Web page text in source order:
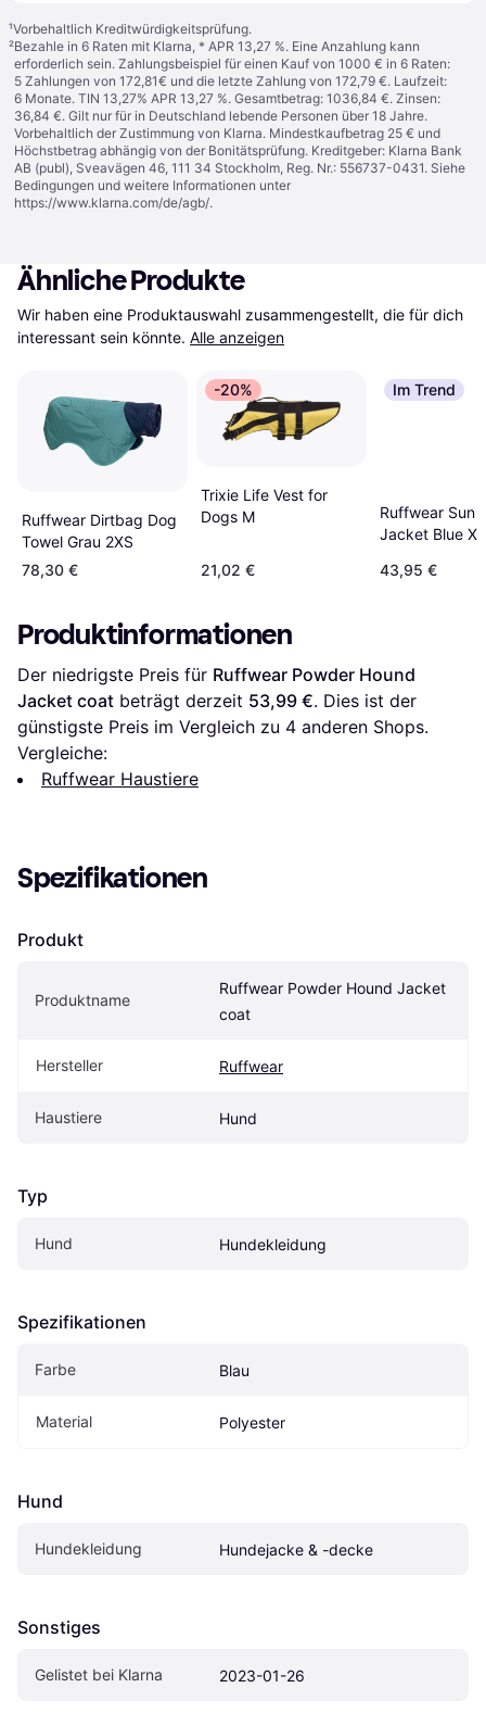
¹Vorbehaltlich Kreditwürdigkeitsprüfung.
²Bezahle in 6 Raten mit Klarna, * APR 13,27 %. Eine Anzahlung kann
erforderlich sein. Zahlungsbeispiel für einen Kauf von 1000 € in 6 Raten:
5 Zahlungen von 172,81€ und die letzte Zahlung von 172,79 €. Laufzeit:
6 Monate. TIN 13,27% APR 13,27 %. Gesamtbetrag: 1036,84 €. Zinsen:
36,84 €. Gilt nur für in Deutschland lebende Personen über 18 Jahre.
Vorbehaltlich der Zustimmung von Klarna. Mindestkaufbetrag 25 € und
Höchstbetrag abhängig von der Bonitätsprüfung. Kreditgeber: Klarna Bank
AB (publ), Sveavägen 46, 111 34 Stockholm, Reg. Nr.: 556737-0431. Siehe
Bedingungen und weitere Informationen unter
https://www.klarna.com/de/agb/.
Ähnliche Produkte
Wir haben eine Produktauswahl zusammengestellt, die für dich
interessant sein könnte. Alle anzeigen
Ruffwear Dirtbag Dog
Towel Grau 2XS
78,30 €
-20%
Trixie Life Vest for
Dogs M
21,02 €
Im Trend
Ruffwear Sun
Jacket Blue XL
43,95 €
Produktinformationen
Der niedrigste Preis für Ruffwear Powder Hound
Jacket coat beträgt derzeit 53,99 €. Dies ist der
günstigste Preis im Vergleich zu 4 anderen Shops.
Vergleiche:
Ruffwear Haustiere
Spezifikationen
Produkt
Produktname
Ruffwear Powder Hound Jacket
coat
Hersteller Ruffwear
Haustiere Hund
Typ
Hund Hundekleidung
Spezifikationen
Farbe Blau
Material Polyester
Hund
Hundekleidung Hundejacke & -decke
Sonstiges
Gelistet bei Klarna 2023-01-26